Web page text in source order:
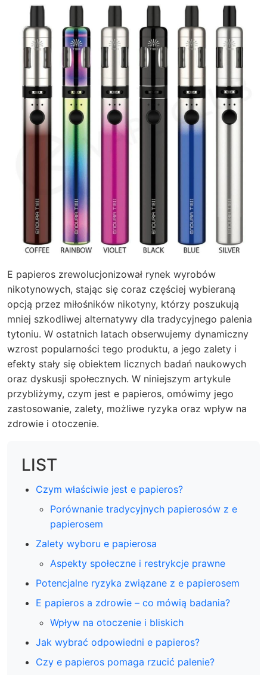
E papieros zrewolucjonizował rynek wyrobów
nikotynowych, stając się coraz częściej wybieraną
opcją przez miłośników nikotyny, którzy poszukują
mniej szkodliwej alternatywy dla tradycyjnego palenia
tytoniu. W ostatnich latach obserwujemy dynamiczny
wzrost popularności tego produktu, a jego zalety i
efekty stały się obiektem licznych badań naukowych
oraz dyskusji społecznych. W niniejszym artykule
przybliżymy, czym jest e papieros, omówimy jego
zastosowanie, zalety, możliwe ryzyka oraz wpływ na
zdrowie i otoczenie.
LIST
Czym właściwie jest e papieros?
Porównanie tradycyjnych papierosów z e
papierosem
Zalety wyboru e papierosa
Aspekty społeczne i restrykcje prawne
Potencjalne ryzyka związane z e papierosem
E papieros a zdrowie – co mówią badania?
Wpływ na otoczenie i bliskich
Jak wybrać odpowiedni e papieros?
Czy e papieros pomaga rzucić palenie?